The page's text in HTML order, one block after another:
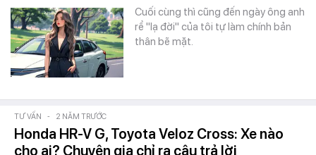
Cuối cùng thì cũng đến ngày ông anh
rể "lạ đời" của tôi tự làm chính bản
thân bẽ mặt.
TƯ VẤN - 2 NĂM TRƯỚC
Honda HR-V G, Toyota Veloz Cross: Xe nào
cho ai? Chuyên gia chỉ ra câu trả lời